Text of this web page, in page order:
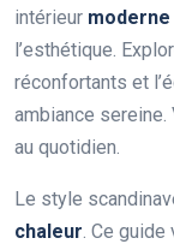
intérieur moderne
l’esthétique.
réconfortants et
ambiance
au quotidien.
Le style
chaleur. Ce guide